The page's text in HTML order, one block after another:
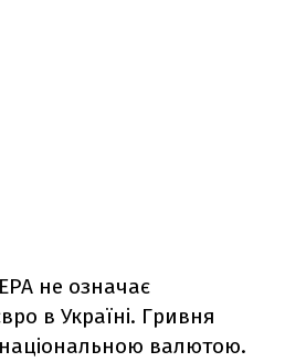
не означає
в Україні. Гривня
валютою.